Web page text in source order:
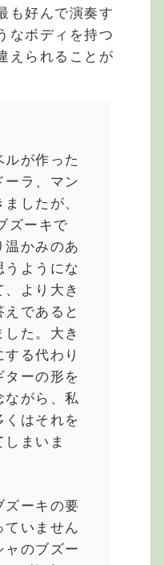
も好んで演奏す
なボディを持つ
えられることが
が作った
ーラ、マン
したが、
ズーキで
温かみのあ
うようにな
、より大き
であると
た。大き
る代わり
ターの形を
ながら、私
くはそれを
まいま
ズーキの要
ていません
ャのブズー